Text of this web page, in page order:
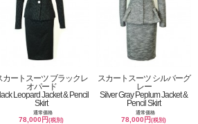
カートスーツ ブラックレ
オパード
Leopard Jacket & Pencil
Skirt
通常価格
78,000円(税別)
スカートスーツ シルバーグ
レー
Silver Gray Peplum Jacket &
Pencil Skirt
通常価格
78,000円(税別)